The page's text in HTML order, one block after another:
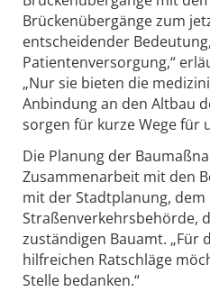
Brückenübergänge zum
entscheidender
Patientenversorgung,“
„Nur sie bieten die
Anbindung an den Altbau
sorgen für kurze Wege für
Die Planung der
Zusammenarbeit mit den
mit der Stadtplanung,
Straßenverkehrsbehörde,
zuständigen Bauamt.
hilfreichen Ratschläge
Stelle bedanken.“